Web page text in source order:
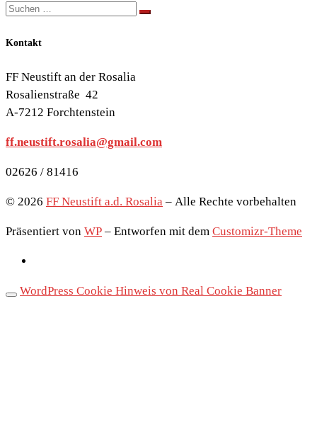
Suche
Suchen …
Kontakt
FF Neustift an der Rosalia
Rosalienstraße 42
A-7212 Forchtenstein
ff.neustift.rosalia@gmail.com
02626 / 81416
© 2026 FF Neustift a.d. Rosalia – Alle Rechte vorbehalten
Präsentiert von WP – Entworfen mit dem Customizr-Theme
WordPress Cookie Hinweis von Real Cookie Banner